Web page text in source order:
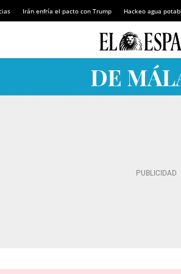
Irán enfría el pacto con Trump Hackeo agua